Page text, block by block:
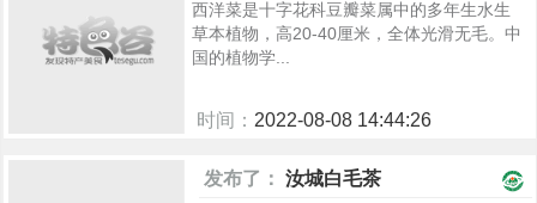
西洋菜是十字花科豆瓣菜属中的多年生水生
草本植物，高20-40厘米，全体光滑无毛。中
国的植物学...
时间： 2022-08-08 14:44:26
发布了： 汝城白毛茶